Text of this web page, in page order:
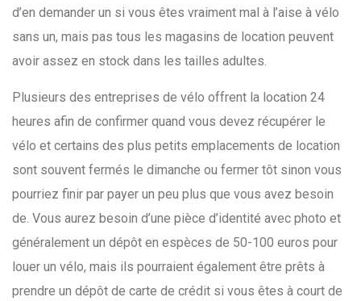
d’en demander un si vous êtes vraiment mal à l’aise à vélo
sans un, mais pas tous les magasins de location peuvent
avoir assez en stock dans les tailles adultes.
Plusieurs des entreprises de vélo offrent la location 24
heures afin de confirmer quand vous devez récupérer le
vélo et certains des plus petits emplacements de location
sont souvent fermés le dimanche ou fermer tôt sinon vous
pourriez finir par payer un peu plus que vous avez besoin
de. Vous aurez besoin d’une pièce d’identité avec photo et
généralement un dépôt en espèces de 50-100 euros pour
louer un vélo, mais ils pourraient également être prêts à
prendre un dépôt de carte de crédit si vous êtes à court de